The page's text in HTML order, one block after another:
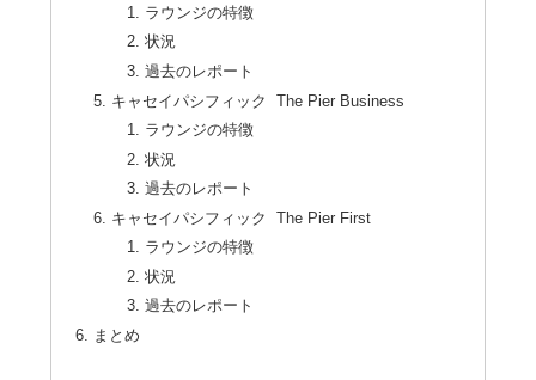
ラウンジの特徴
状況
過去のレポート
キャセイパシフィック The Pier Business
ラウンジの特徴
状況
過去のレポート
キャセイパシフィック The Pier First
ラウンジの特徴
状況
過去のレポート
まとめ